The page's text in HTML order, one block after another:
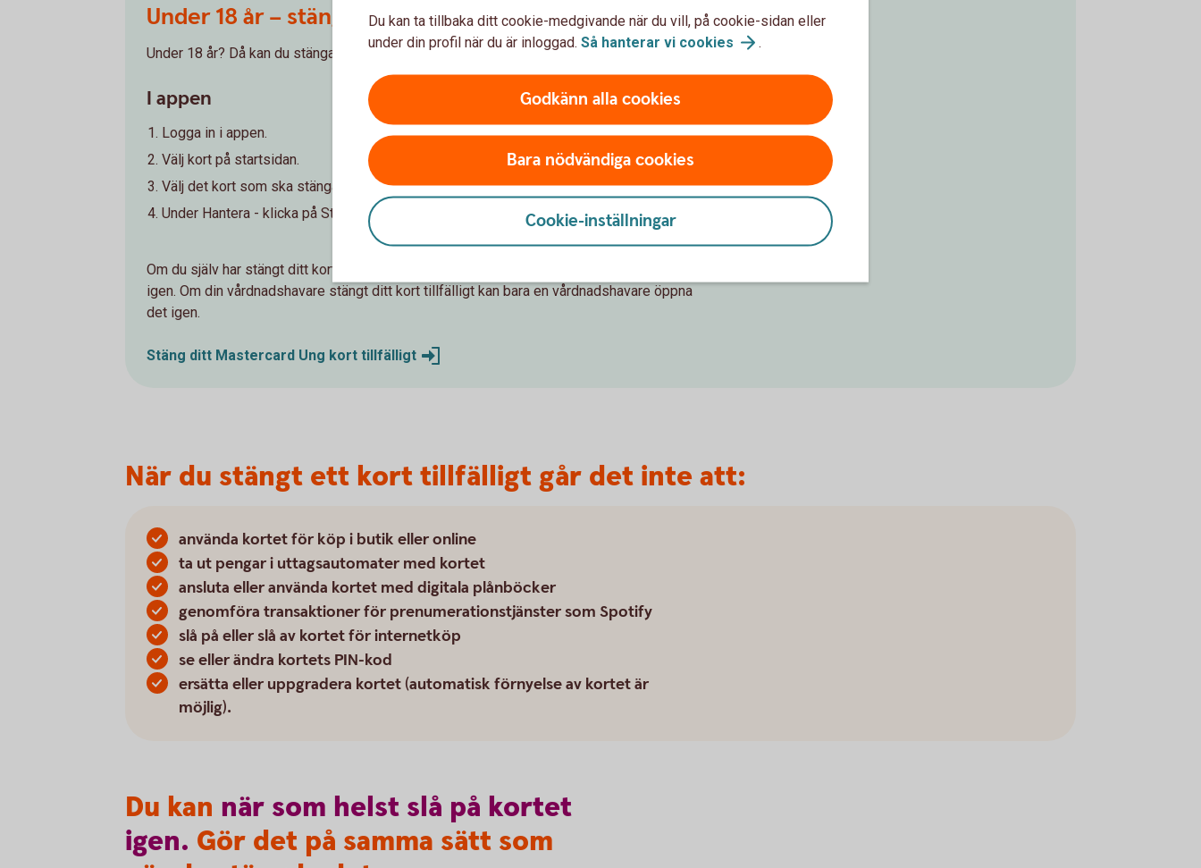
Under 18 år – stäng ditt bankkort tillfälligt
Under 18 år? Då kan du stänga ditt Mastercard ung tillfälligt, i appen.
I appen
Logga in i appen.
Välj kort på startsidan.
Välj det kort som ska stängas tillfälligt.
Under Hantera - klicka på Stäng kortet tillfälligt och bekräfta.
Om du själv har stängt ditt kort tillfälligt kan både du och vårdnadshavare öppna kortet
igen. Om din vårdnadshavare stängt ditt kort tillfälligt kan bara en vårdnadshavare öppna
det igen.
Stäng ditt Mastercard Ung kort tillfälligt
När du stängt ett kort tillfälligt går det inte att:
använda kortet för köp i butik eller online
ta ut pengar i uttagsautomater med kortet
ansluta eller använda kortet med digitala plånböcker
genomföra transaktioner för prenumerationstjänster som Spotify
slå på eller slå av kortet för internetköp
se eller ändra kortets PIN-kod
ersätta eller uppgradera kortet (automatisk förnyelse av kortet är
möjlig).
Du kan när som helst slå på kortet
igen. Gör det på samma sätt som
Du kan ta tillbaka ditt cookie-medgivande när du vill, på cookie-sidan eller
under din profil när du är inloggad. Så hanterar vi cookies .
Godkänn alla cookies
Bara nödvändiga cookies
Cookie-inställningar